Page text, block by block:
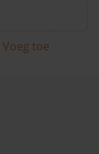
Voeg toe